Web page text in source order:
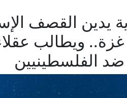
يدين القصف
ويطالب
ضد الفلسطينيين